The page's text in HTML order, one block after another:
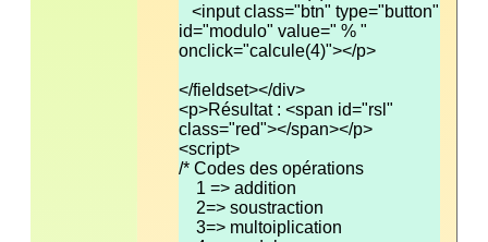
<input class="btn" type="button"
id="modulo" value=" % "
<p>Résultat : <span id="rsl"